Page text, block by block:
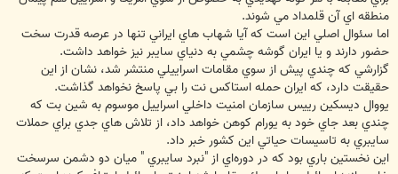
منطقه اي آن قلمداد مي شوند.
اما سئوال اصلي اين است كه آيا شهاب هاي ايراني تنها در عرصه قدرت سخت
حضور دارند و يا ايران گوشه چشمي به دنياي سايبر نيز خواهد داشت.
گزارشي كه چندي پيش از سوي مقامات اسراييلي منتشر شد، نشان از اين
حقيقت دارد، كه ايران حمله استاكس نت را بي پاسخ نخواهد گذاشت.
يووال ديسكين رييس سازمان امنيت داخلي اسراييل موسوم به شين بت كه
چندي بعد جاي خود به يورام كوهن خواهد داد، از تلاش هاي جدي براي حملات
سايبري به تاسيسات حياتي اين كشور خبر داد.
اين نخستين باري بود كه در دوره‌اي از "نبرد سايبري " ميان دو دشمن سرسخت